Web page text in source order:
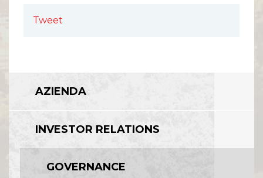
Linee Guida del
Organi Sociali
ETHICS OFFICE
Tweet
AZIENDA
INVESTOR RELATIONS
GOVERNANCE